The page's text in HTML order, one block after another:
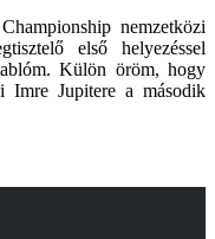
nemzetközi
első helyezéssel
Külön öröm, hogy
Imre Jupitere a második